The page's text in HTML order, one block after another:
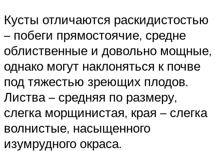
Кусты отличаются раскидистостью
– побеги прямостоячие, средне
облиственные и довольно мощные,
однако могут наклоняться к почве
под тяжестью зреющих плодов.
Листва – средняя по размеру,
слегка морщинистая, края – слегка
волнистые, насыщенного
изумрудного окраса.